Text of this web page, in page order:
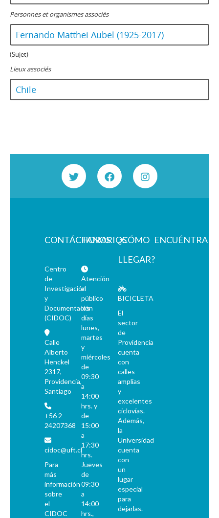
Personnes et organismes associés
Fernando Matthei Aubel (1925-2017)
(Sujet)
Lieux associés
Chile
CONTÁCTANOS
Centro
de
Investigación
y
Documentación
(CIDOC)
Calle
Alberto
Henckel
2317,
Providencia,
Santiago
+56 2
24207368
cidoc@uft.cl
Para
más
información
sobre
el
CIDOC
HORARIOS
Atención
al
público
los
días
lunes,
martes
y
miércoles
de
09:30
a
14:00
hrs. y
de
15:00
a
17:30
hrs.
Jueves
de
09:30
a
14:00
hrs.,
¿CÓMO
LLEGAR?
BICICLETA
El
sector
de
Providencia
cuenta
con
calles
amplias
y
excelentes
ciclovías.
Además,
la
Universidad
cuenta
con
un
lugar
especial
para
dejarlas.